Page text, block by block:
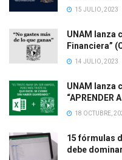
15 JULIO, 2023
UNAM lanza
Financiera”
14 JULIO, 2023
UNAM lanza
“APRENDER
18 OCTUBRE,
15 fórmulas
debe dominar